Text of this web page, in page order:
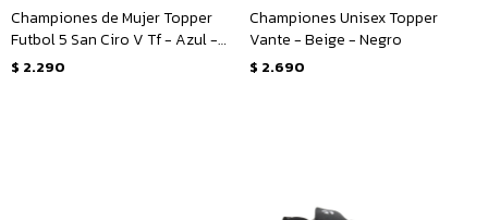
Championes de Mujer Topper
Futbol 5 San Ciro V Tf - Azul -
Rosado
$ 2.290
Championes Unisex Topper
Vante - Beige - Negro
$ 2.690